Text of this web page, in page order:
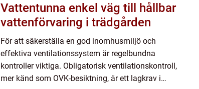
Vattentunna enkel väg till hållbar
vattenförvaring i trädgården
För att säkerställa en god inomhusmiljö och
effektiva ventilationssystem är regelbundna
kontroller viktiga. Obligatorisk ventilationskontroll,
mer känd som OVK-besiktning, är ett lagkrav i